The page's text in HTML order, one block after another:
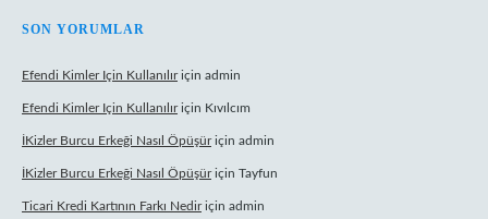
SON YORUMLAR
Efendi Kimler Için Kullanılıriçin admin
Efendi Kimler Için Kullanılıriçin Kıvılcım
İKizler Burcu Erkeği Nasıl Öpüşüriçin admin
İKizler Burcu Erkeği Nasıl Öpüşüriçin Tayfun
Ticari Kredi Kartının Farkı Nediriçin admin